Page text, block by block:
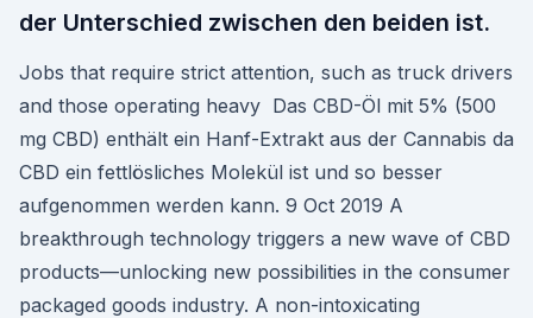
der Unterschied zwischen den beiden ist.
Jobs that require strict attention, such as truck drivers
and those operating heavy Das CBD-Öl mit 5% (500
mg CBD) enthält ein Hanf-Extrakt aus der Cannabis da
CBD ein fettlösliches Molekül ist und so besser
aufgenommen werden kann. 9 Oct 2019 A
breakthrough technology triggers a new wave of CBD
products—unlocking new possibilities in the consumer
packaged goods industry. A non-intoxicating